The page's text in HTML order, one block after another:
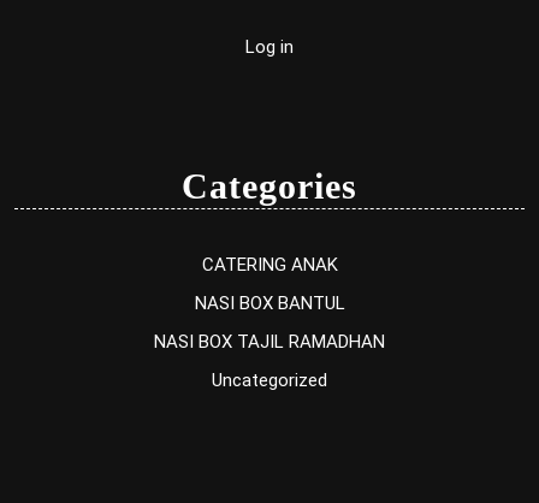
Log in
Categories
CATERING ANAK
NASI BOX BANTUL
NASI BOX TAJIL RAMADHAN
Uncategorized